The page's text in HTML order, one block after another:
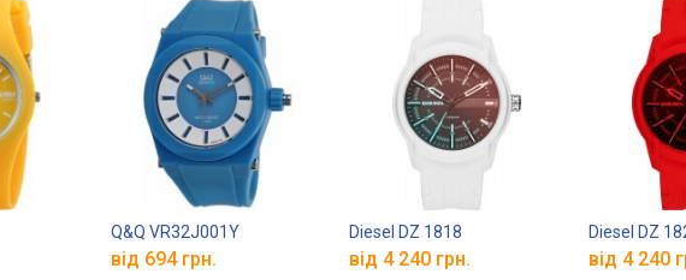
Q&Q VR32J001Y
від 694 грн.
Diesel DZ 1818
від 4 240 грн.
Diesel DZ
від 4 240